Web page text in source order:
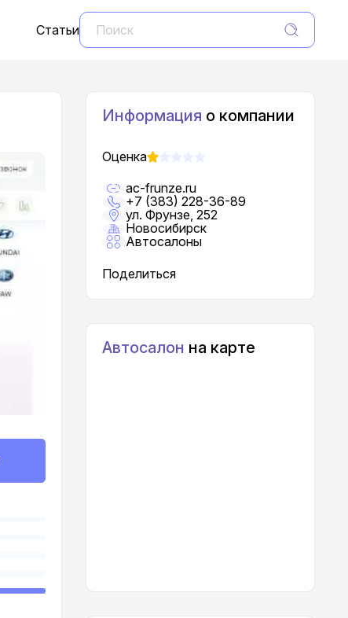
Статьи
Информация о компании
Оценка
ac-frunze.ru
+7 (383) 228-36-89
ул. Фрунзе, 252
Новосибирск
Автосалоны
Поделиться
Автосалон на карте